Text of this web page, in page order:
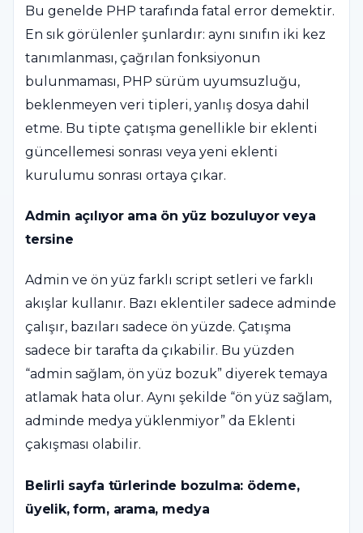
Bu genelde PHP tarafında fatal error demektir.
En sık görülenler şunlardır: aynı sınıfın iki kez
tanımlanması, çağrılan fonksiyonun
bulunmaması, PHP sürüm uyumsuzluğu,
beklenmeyen veri tipleri, yanlış dosya dahil
etme. Bu tipte çatışma genellikle bir eklenti
güncellemesi sonrası veya yeni eklenti
kurulumu sonrası ortaya çıkar.
Admin açılıyor ama ön yüz bozuluyor veya
tersine
Admin ve ön yüz farklı script setleri ve farklı
akışlar kullanır. Bazı eklentiler sadece adminde
çalışır, bazıları sadece ön yüzde. Çatışma
sadece bir tarafta da çıkabilir. Bu yüzden
“admin sağlam, ön yüz bozuk” diyerek temaya
atlamak hata olur. Aynı şekilde “ön yüz sağlam,
adminde medya yüklenmiyor” da Eklenti
çakışması olabilir.
Belirli sayfa türlerinde bozulma: ödeme,
üyelik, form, arama, medya